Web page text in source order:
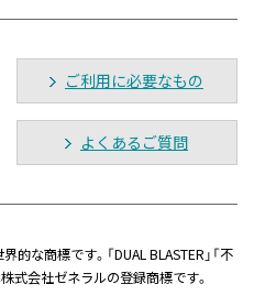
ご利用に必要なもの
よくあるご質問
的な商標です。「DUAL BLASTER」「不
式会社ゼネラルの登録商標です。